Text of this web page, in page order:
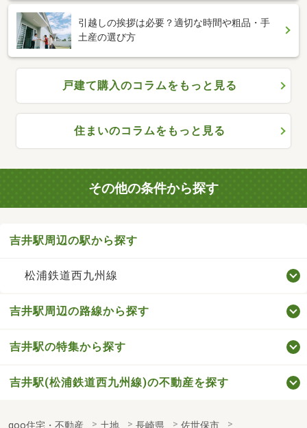
引越しの挨拶は必要？適切な時間や粗品・手
土産の選び方
戸建て購入のコラムをもっと見る
住まいのコラムをもっと見る
その他の条件から探す
吉井駅周辺の駅から探す
松浦鉄道西九州線
吉井駅周辺の路線から探す
吉井駅の特集から探す
吉井駅(松浦鉄道西九州線)の不動産を探す
goo住宅・不動産 土地 長崎県
佐世保市